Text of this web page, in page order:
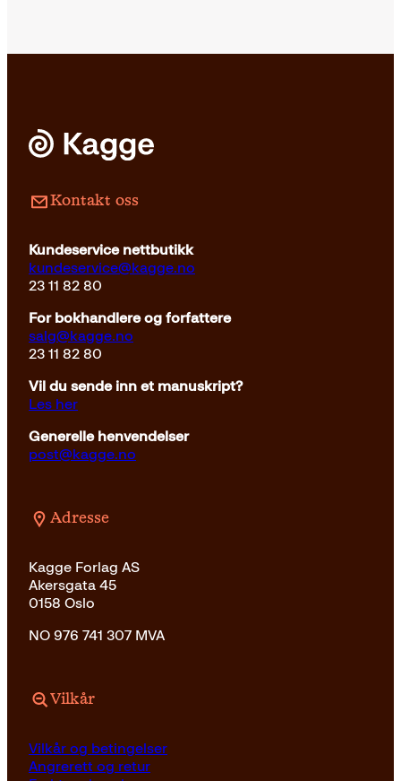
Kontakt oss
Kundeservice nettbutikk
kundeservice@kagge.no
23 11 82 80
For bokhandlere og forfattere
salg@kagge.no
23 11 82 80
Vil du sende inn et manuskript?
Les her
Generelle henvendelser
post@kagge.no
Adresse
Kagge Forlag AS
Akersgata 45
0158 Oslo
NO 976 741 307 MVA
Vilkår
Vilkår og betingelser
Angrerett og retur